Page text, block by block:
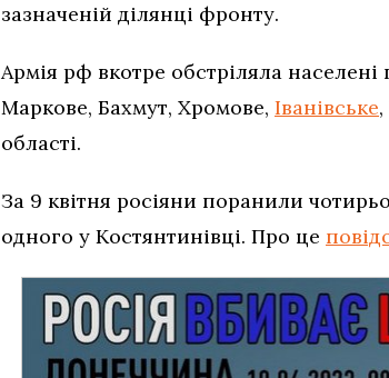
зазначеній ділянці фронту.
Армія рф вкотре обстріляла населені
Маркове, Бахмут, Хромове, Іванівське
області.
За 9 квітня росіяни поранили
одного у Костянтинівці. Про це